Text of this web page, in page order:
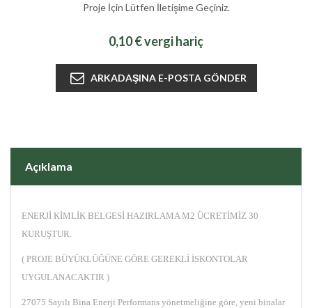
Proje İçin Lütfen İletişime Geçiniz.
0,10 € vergi hariç
Açıklama
ENERJİ KİMLİK BELGESİ HAZIRLAMA M2 ÜCRETİMİZ 30
KURUŞTUR.
( PROJE BÜYÜKLÜĞÜNE GÖRE GEREKLİ İSKONTOLAR
UYGULANACAKTIR )
27075 Sayılı Bina Enerji Performans yönetmeliğine göre, yeni binalar